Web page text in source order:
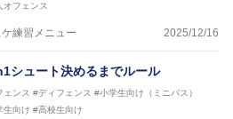
ショナルキャンプヘッドコーチ
本代表サポートコーチ
日本代表スプリングキャンプアドバイザ
ショナルキャンプヘッドコーチ
ショナルキャンプヘッドコーチ
年男子日本代表サポートコーチ
オフェンス
練習メニュー 2025/12/16
シュート決めるまでルール
ェンス #ディフェンス #小学生向け（ミニバス）
生向け #高校生向け